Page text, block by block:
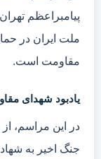
پیامبراعظم
ملت ایران در
مقاومت است.
یادبود شهدای
در این مراسم،
جنگ اخیر به